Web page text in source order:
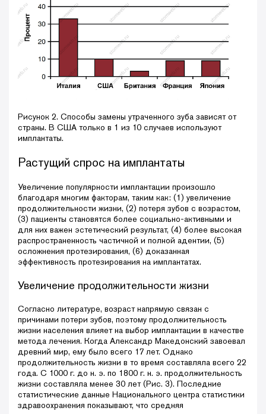
Рисунок 2. Способы замены утраченного зуба зависят от
страны. В США только в 1 из 10 случаев используют
имплантаты.
Растущий спрос на имплантаты
Увеличение популярности имплантации произошло
благодаря многим факторам, таким как: (1) увеличение
продолжительности жизни, (2) потеря зубов с возрастом,
(3) пациенты становятся более социально-активными и
для них важен эстетический результат, (4) более высокая
распространенность частичной и полной адентии, (5)
осложнения протезирования, (6) доказанная
эффективность протезирования на имплантатах.
Увеличение продолжительности жизни
Согласно литературе, возраст напрямую связан с
причинами потери зубов, поэтому продолжительность
жизни населения влияет на выбор имплантации в качестве
метода лечения. Когда Александр Македонский завоевал
древний мир, ему было всего 17 лет. Однако
продолжительность жизни в то время составляла всего 22
года. С 1000 г. до н. э. по 1800 г. н. э. продолжительность
жизни составляла менее 30 лет (Рис. 3). Последние
статистические данные Национального центра статистики
здравоохранения показывают, что средняя